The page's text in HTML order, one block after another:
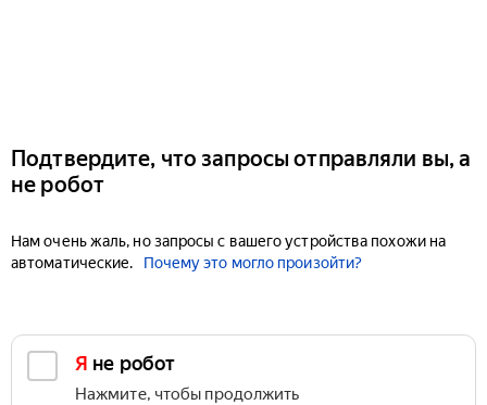
Подтвердите, что запросы отправляли вы, а
не робот
Нам очень жаль, но запросы с вашего устройства похожи на
автоматические.
Почему это могло произойти?
Я не робот
Нажмите, чтобы продолжить